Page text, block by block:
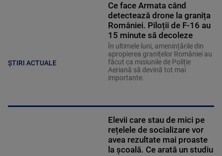
ȘTIRI ACTUALE
Ce face Armata când
detectează drone la granița
României. Piloții de F-16 au
15 minute să decoleze
În ultimele luni, amenințările din
apropierea granițelor României au
făcut ca misiunile de Poliție
Aeriană să devină tot mai
importante.
Elevii care stau de mici pe
rețelele de socializare vor
avea rezultate mai proaste
la școală. Ce arată un studiu